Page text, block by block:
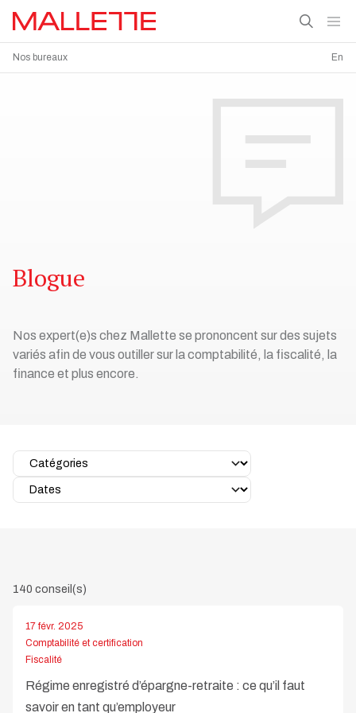
Nos bureaux En
Blogue
Nos expert(e)s chez Mallette se prononcent sur des sujets
variés afin de vous outiller sur la comptabilité, la fiscalité, la
finance et plus encore.
140 conseil(s)
17 févr. 2025
Comptabilité et certification
Fiscalité
Régime enregistré d’épargne-retraite : ce qu’il faut
savoir en tant qu’employeur